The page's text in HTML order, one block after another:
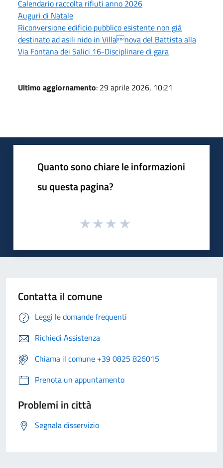
Calendario raccolta rifiuti anno 2026
Auguri di Natale
Riconversione edificio pubblico esistente non già
destinato ad asili nido in Villanova del Battista alla
Via Fontana dei Salici 16-Disciplinare di gara
Ultimo aggiornamento: 29 aprile 2026, 10:21
Quanto sono chiare le informazioni
su questa pagina?
Contatta il comune
Leggi le domande frequenti
Richiedi Assistenza
Chiama il comune +39 0825 826015
Prenota un appuntamento
Problemi in città
Segnala disservizio